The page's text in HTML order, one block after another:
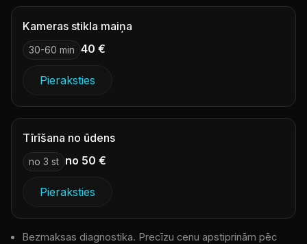
Kameras stikla maiņa
30-60 min 40 €
Pieraksties
Tīrīšana no ūdens
no 3 st no 50 €
Pieraksties
Bezmaksas diagnostika. Precīzu cenu apstiprinām pēc